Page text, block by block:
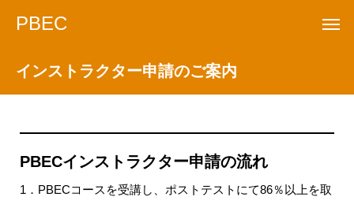
PBEC
インストラクター申請のご案内
PBECインストラクター申請の流れ
1．PBECコースを受講し、ポストテストにて86％以上を取